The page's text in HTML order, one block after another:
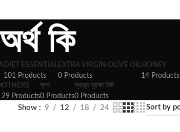
কি
DIET ESSENTIAL
101 Products
EXTRA VIRGIN OLIVE OIL
0 Products
HONEY
14 Products
OTHERS
29 Products
ব্লগ
0 Products
স্বাস্থ্য সুরক্ষা কিট
0 Products
Show 9 12 18 24